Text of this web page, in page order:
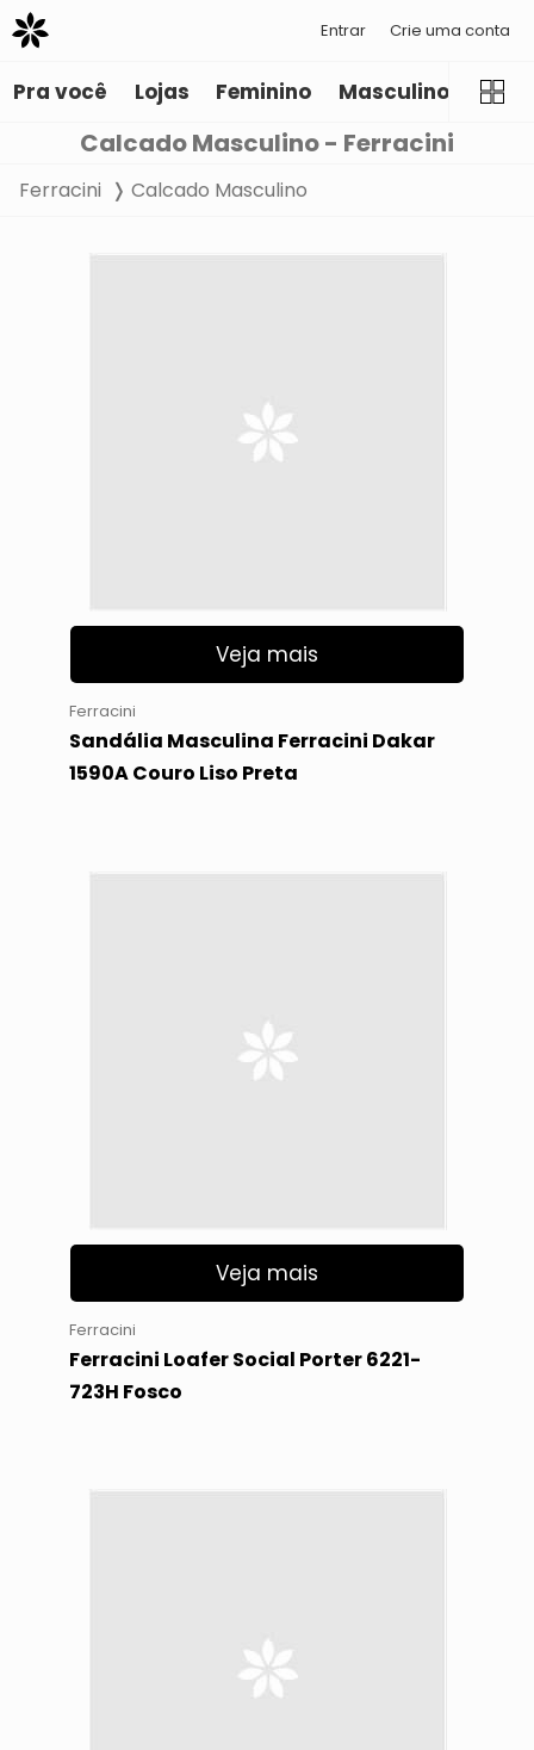
Entrar Crie uma conta
Pra você Lojas Feminino Masculino
Calcado Masculino - Ferracini
Ferracini Calcado Masculino
Veja mais
Ferracini
Sandália Masculina Ferracini Dakar
1590A Couro Liso Preta
Veja mais
Ferracini
Ferracini Loafer Social Porter 6221-
723H Fosco